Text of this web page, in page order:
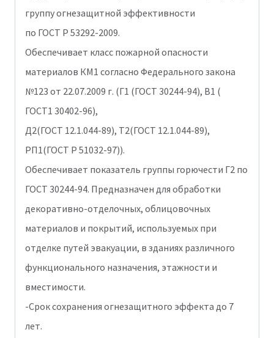
группу огнезащитной эффективности
по ГОСТ Р 53292-2009.
Обеспечивает класс пожарной опасности
материалов КМ1 согласно Федерального закона
№123 от 22.07.2009 г. (Г1 (ГОСТ 30244-94), В1 (
ГОСТ1 30402-96),
Д2(ГОСТ 12.1.044-89), Т2(ГОСТ 12.1.044-89),
РП1(ГОСТ Р 51032-97)).
Обеспечивает показатель группы горючести Г2 по
ГОСТ 30244-94. Предназначен для обработки
декоративно-отделочных, облицовочных
материалов и покрытий, используемых при
отделке путей эвакуации, в зданиях различного
функционального назначения, этажности и
вместимости.
-Срок сохранения огнезащитного эффекта до 7
лет.